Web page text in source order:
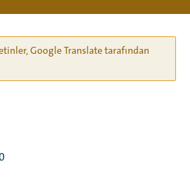
Google Translate tarafından